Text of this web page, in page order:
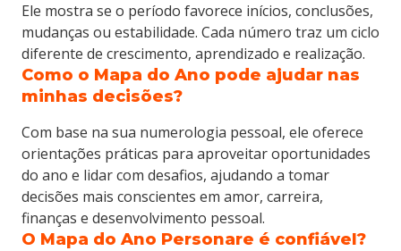
Ele mostra se o período favorece inícios, conclusões,
mudanças ou estabilidade. Cada número traz um ciclo
diferente de crescimento, aprendizado e realização.
Como o Mapa do Ano pode ajudar nas
minhas decisões?
Com base na sua numerologia pessoal, ele oferece
orientações práticas para aproveitar oportunidades
do ano e lidar com desafios, ajudando a tomar
decisões mais conscientes em amor, carreira,
finanças e desenvolvimento pessoal.
O Mapa do Ano Personare é confiável?